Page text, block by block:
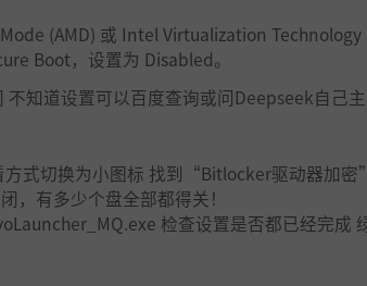
(AMD) 或 Intel Virtualization Technology
Boot，设置为 Disabled。
不知道设置可以百度查询或问Deepseek自己
方式切换为小图标 找到“Bitlocker驱动器加密”
，有多少个盘全部都得关！
检查设置是否都已经完成